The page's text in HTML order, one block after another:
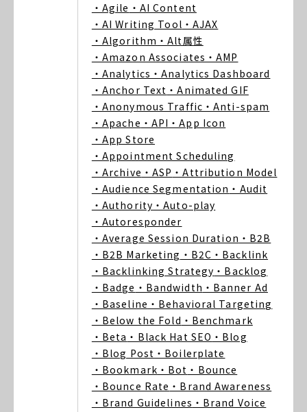
・Agile ・AI Content
・AI Writing Tool ・AJAX
・Algorithm ・Alt属性
・Amazon Associates ・AMP
・Analytics ・Analytics Dashboard
・Anchor Text ・Animated GIF
・Anonymous Traffic ・Anti-spam
・Apache ・API ・App Icon
・App Store
・Appointment Scheduling
・Archive ・ASP ・Attribution Model
・Audience Segmentation ・Audit
・Authority ・Auto-play
・Autoresponder
・Average Session Duration ・B2B
・B2B Marketing ・B2C ・Backlink
・Backlinking Strategy ・Backlog
・Badge ・Bandwidth ・Banner Ad
・Baseline ・Behavioral Targeting
・Below the Fold ・Benchmark
・Beta ・Black Hat SEO ・Blog
・Blog Post ・Boilerplate
・Bookmark ・Bot ・Bounce
・Bounce Rate ・Brand Awareness
・Brand Guidelines ・Brand Voice